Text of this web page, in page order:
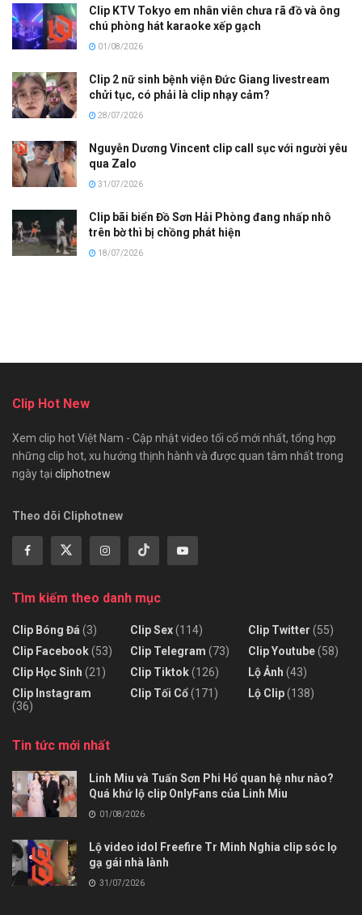
Clip KTV Tokyo em nhân viên chưa rã đồ và ông
chú phòng hát karaoke xếp gạch
01/08/2026
Clip 2 nữ sinh bệnh viện Đức Giang livestream
chửi tục, có phải là clip nhạy cảm?
28/07/2026
Nguyễn Dương Vincent clip call sục với người yêu
qua Zalo
31/07/2026
Clip bãi biển Đồ Sơn Hải Phòng đang nhấp nhô
trên bờ thì bị chồng phát hiện
18/07/2026
Clip Hot New
Xem clip hot Việt Nam - Cập nhật video tối cổ mới nhất, tổng hợp
những clip hot, xu hướng thịnh hành và được quan tâm nhất trong
ngày tại cliphotnew
Theo dõi Cliphotnew
Tìm kiếm theo danh mục
Clip Bóng Đá (3)
Clip Facebook(53)
Clip Học Sinh (21)
Clip Instagram
(36)
Clip Sex(114)
Clip Telegram (73)
Clip Tiktok(126)
Clip Tối Cổ(171)
Clip Twitter (55)
Clip Youtube(58)
Lộ Ảnh (43)
Lộ Clip(138)
Tin tức mới nhất
Linh Miu và Tuấn Sơn Phi Hổ quan hệ như nào?
Quá khứ lộ clip OnlyFans của Linh Miu
01/08/2026
Lộ video idol Freefire Tr Minh Nghia clip sóc lọ
gạ gái nhà lành
31/07/2026